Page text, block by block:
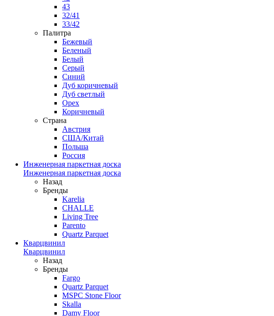
43
32/41
33/42
Палитра
Бежевый
Беленый
Белый
Серый
Синий
Дуб коричневый
Дуб светлый
Орех
Коричневый
Страна
Австрия
США/Китай
Польша
Россия
Инженерная паркетная доска
Инженерная паркетная доска
Назад
Бренды
Karelia
CHALLE
Living Tree
Parento
Quartz Parquet
Кварцвинил
Кварцвинил
Назад
Бренды
Fargo
Quartz Parquet
MSPC Stone Floor
Skalla
Damy Floor